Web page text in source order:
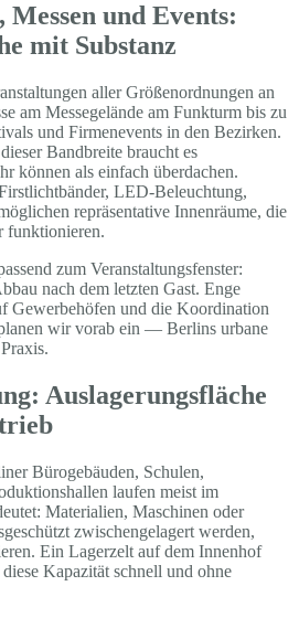
und Events:
mit Substanz
aller Größenordnungen an
am Messegelände am Funkturm bis zu
und Firmenevents in den Bezirken.
Bandbreite braucht es
können als einfach überdachen.
LED-Beleuchtung,
repräsentative Innenräume, die
funktionieren.
zum Veranstaltungsfenster:
nach dem letzten Gast. Enge
Gewerbehöfen und die Koordination
wir vorab ein — Berlins urbane
Auslagerungsfläche
Bürogebäuden, Schulen,
laufen meist im
Materialien, Maschinen oder
zwischengelagert werden,
Ein Lagerzelt auf dem Innenhof
Kapazität schnell und ohne